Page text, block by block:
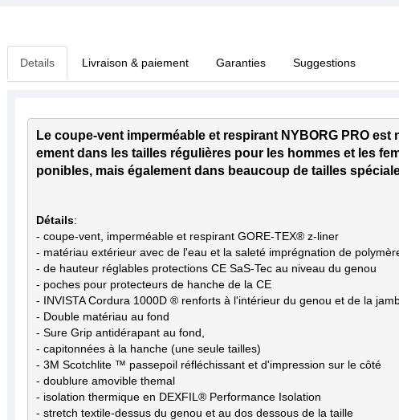
Details Livraison & paiement Garanties Suggestions
Le coupe-vent imperméable et respirant NYBORG PRO est
ement dans les tailles régulières pour les hommes et les
Détails:
- coupe-vent, imperméable et respirant GORE-TEX® z-liner
- matériau extérieur avec de l'eau et la saleté imprégnation de
- de hauteur réglables protections CE SaS-Tec au niveau du genou
- poches pour protecteurs de hanche de la CE
- INVISTA Cordura 1000D ® renforts à l'intérieur du genou et de la
- Double matériau au fond
- Sure Grip antidérapant au fond,
- capitonnées à la hanche (une seule tailles)
- 3M Scotchlite ™ passepoil réfléchissant et d'impression sur le côté
- doublure amovible themal
- isolation thermique en DEXFIL® Performance Isolation
- stretch textile-dessus du genou et au dos dessous de la taille